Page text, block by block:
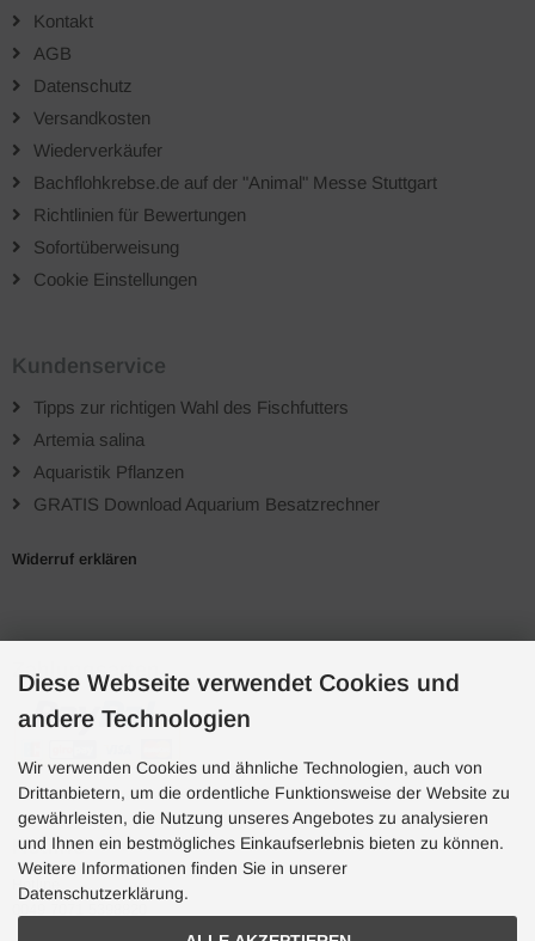
Kontakt
AGB
Datenschutz
Versandkosten
Wiederverkäufer
Bachflohkrebse.de auf der "Animal" Messe Stuttgart
Richtlinien für Bewertungen
Sofortüberweisung
Cookie Einstellungen
Kundenservice
Tipps zur richtigen Wahl des Fischfutters
Artemia salina
Aquaristik Pflanzen
GRATIS Download Aquarium Besatzrechner
Widerruf erklären
Zahlungsarten
Hotline
Hotline
Diese Webseite verwendet Cookies und
andere Technologien
Wir verwenden Cookies und ähnliche Technologien, auch von
Drittanbietern, um die ordentliche Funktionsweise der Website zu
gewährleisten, die Nutzung unseres Angebotes zu analysieren
und Ihnen ein bestmögliches Einkaufserlebnis bieten zu können.
Weitere Informationen finden Sie in unserer
Datenschutzerklärung.